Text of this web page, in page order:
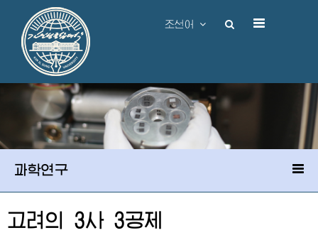
조선어
과학연구
고려의 3사 3공제